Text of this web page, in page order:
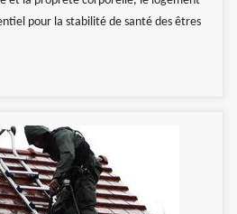
pour la stabilité de santé des êtres